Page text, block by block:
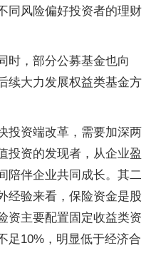
同风险偏好投资者的理财
时，部分公募基金也向
续大力发展权益类基金方
投资端改革，需要加深两
投资的发现者，从企业盈
陪伴企业共同成长。其二
经验来看，保险资金是股
资主要配置固定收益类资
足10%，明显低于经济合